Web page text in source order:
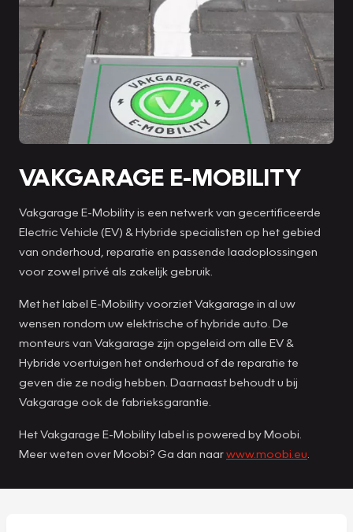
VAKGARAGE E-MOBILITY
Vakgarage E-Mobility is een netwerk van gecertificeerde
Electric Vehicle (EV) & Hybride specialisten op het gebied
van onderhoud, reparatie en passende laadoplossingen
voor zowel privé als zakelijk gebruik.
Met het label E-Mobility voorziet Vakgarage in al uw
wensen rondom uw elektrische of hybride auto. De
monteurs van Vakgarage zijn opgeleid om alle EV &
Hybride voertuigen het onderhoud of de reparatie te
geven die ze nodig hebben. Daarnaast behoudt u bij
Vakgarage ook de fabrieksgarantie.
Het Vakgarage E-Mobility label is powered by Moobi.
Meer weten over Moobi? Ga dan naarwww.moobi.eu